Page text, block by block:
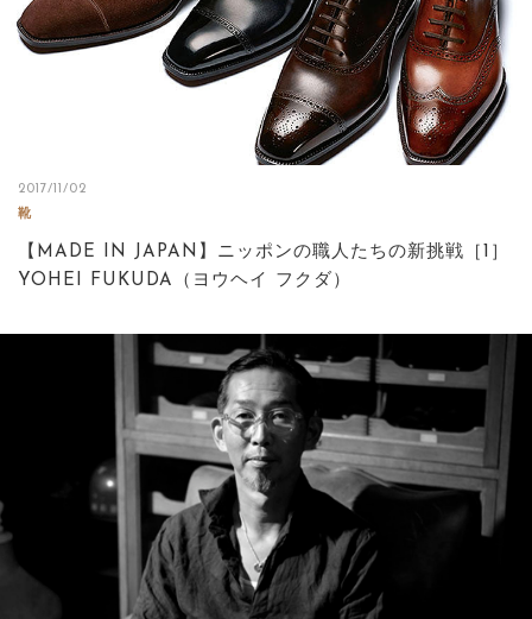
2017/11/02
靴
【MADE IN JAPAN】ニッポンの職人たちの新挑戦［1］
YOHEI FUKUDA（ヨウヘイ フクダ）